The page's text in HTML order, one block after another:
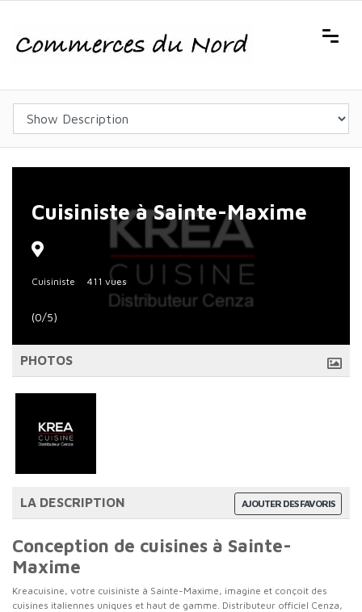
Cuisiniste à Sainte-Maxime
Cuisiniste 411 vues
(0/5)
PHOTOS
AJOUTER DES FAVORIS
LA DESCRIPTION
Conception de cuisines à Sainte-
Maxime
Kreacuisine, votre cuisiniste à Sainte-Maxime, imagine et conçoit des
cuisines italiennes uniques et haut de gamme. Distributeur officiel Cenza,